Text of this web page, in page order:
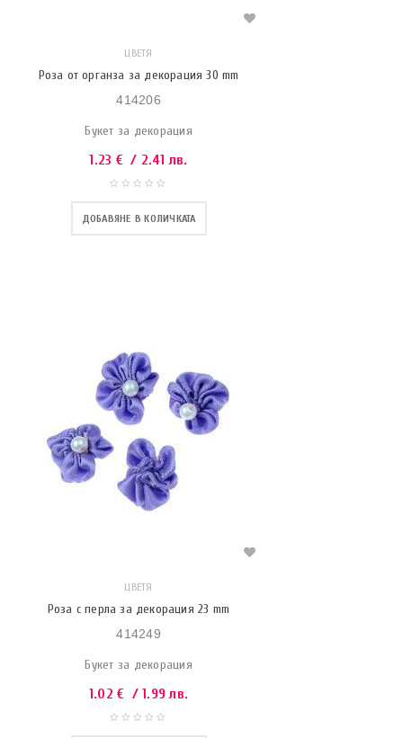
ЦВЕТЯ
Роза от органза за декорация 30 mm
414206
Букет за декорация
1.23 € / 2.41 лв.
ДОБАВЯНЕ В КОЛИЧКАТА
ЦВЕТЯ
Роза с перла за декорация 23 mm
414249
Букет за декорация
1.02€ / 1.99 лв.